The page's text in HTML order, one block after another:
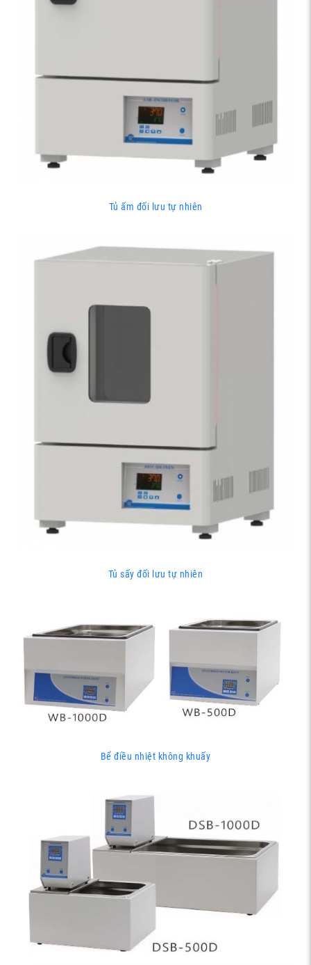
Tủ ấm đối lưu tự nhiên
Tủ sấy đối lưu tự nhiên
Bể điều nhiệt không khuấy